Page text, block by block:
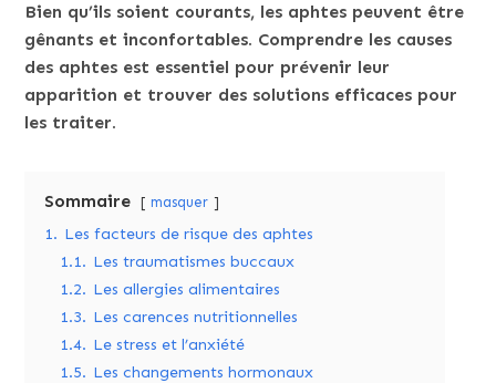
Bien qu’ils soient courants, les aphtes peuvent être
gênants et inconfortables. Comprendre les causes
des aphtes est essentiel pour prévenir leur
apparition et trouver des solutions efficaces pour
les traiter.
Sommaire masquer
1. Les facteurs de risque des aphtes
1.1. Les traumatismes buccaux
1.2. Les allergies alimentaires
1.3. Les carences nutritionnelles
1.4. Le stress et l’anxiété
1.5. Les changements hormonaux